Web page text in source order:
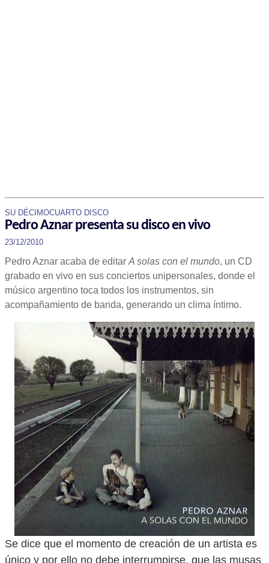
SU DÉCIMOCUARTO DISCO
Pedro Aznar presenta su disco en vivo
23/12/2010
Pedro Aznar acaba de editar A solas con el mundo, un CD
grabado en vivo en sus conciertos unipersonales, donde el
músico argentino toca todos los instrumentos, sin
acompañamiento de banda, generando un clima íntimo.
Se dice que el momento de creación de un artista es
único y por ello no debe interrumpirse, que las musas